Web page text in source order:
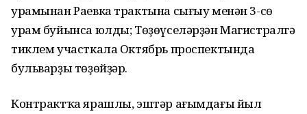
урамынан Раевка трактына сығыу менән 3-сө
урам буйынса юлды; Төҙөүселәрҙән Магистралгә
тиклем участкала Октябрь проспектында
бульварҙы төҙөйҙәр.
Контрактҡа ярашлы, эштәр ағымдағы йыл